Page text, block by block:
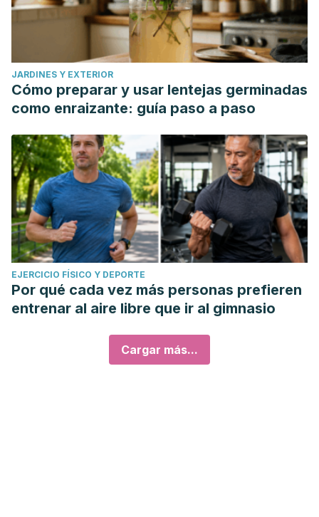
JARDINES Y EXTERIOR
Cómo preparar y usar lentejas germinadas
como enraizante: guía paso a paso
EJERCICIO FÍSICO Y DEPORTE
Por qué cada vez más personas prefieren
entrenar al aire libre que ir al gimnasio
Cargar más...